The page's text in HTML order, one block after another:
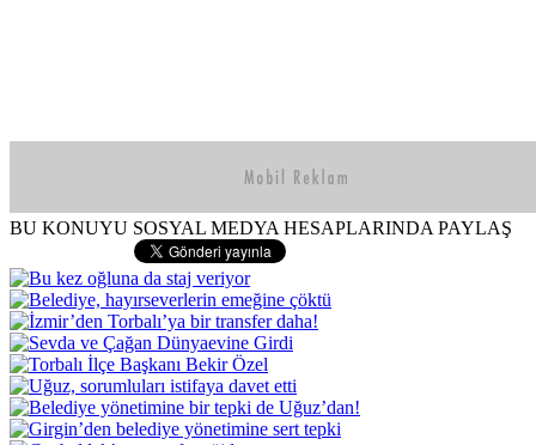
BU KONUYU SOSYAL MEDYA HESAPLARINDA PAYLAŞ